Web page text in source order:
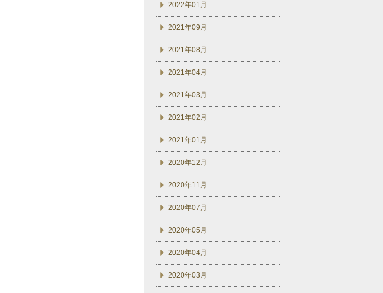
2022年01月
2021年09月
2021年08月
2021年04月
2021年03月
2021年02月
2021年01月
2020年12月
2020年11月
2020年07月
2020年05月
2020年04月
2020年03月